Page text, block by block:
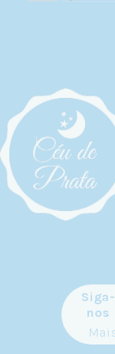
Quando
Quando
Quando
Quando
Para
peças em
Para
Quando
O ideal? Ter
nunca ficar
look do dia.
Siga-
nos